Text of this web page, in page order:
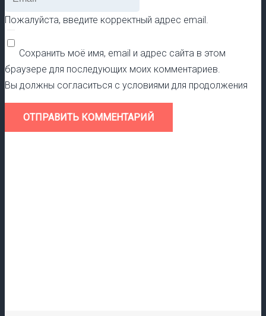
Пожалуйста, введите корректный адрес email.
Сохранить моё имя, email и адрес сайта в этом
браузере для последующих моих комментариев.
Вы должны согласиться с условиями для продолжения
ОТПРАВИТЬ КОММЕНТАРИЙ